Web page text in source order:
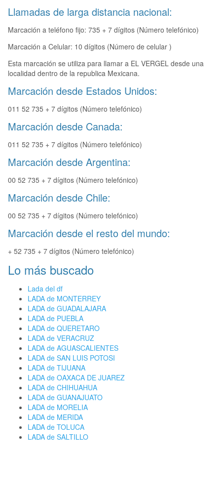
Llamadas de larga distancia nacional:
Marcación a teléfono fijo: 735 + 7 dígitos (Número telefónico)
Marcación a Celular: 10 dígitos (Número de celular )
Esta marcación se utiliza para llamar a EL VERGEL desde una
localidad dentro de la republica Mexicana.
Marcación desde Estados Unidos:
011 52 735 + 7 dígitos (Número telefónico)
Marcación desde Canada:
011 52 735 + 7 dígitos (Número telefónico)
Marcación desde Argentina:
00 52 735 + 7 dígitos (Número telefónico)
Marcación desde Chile:
00 52 735 + 7 dígitos (Número telefónico)
Marcación desde el resto del mundo:
+ 52 735 + 7 dígitos (Número telefónico)
Lo más buscado
Lada del df
LADA de MONTERREY
LADA de GUADALAJARA
LADA de PUEBLA
LADA de QUERETARO
LADA de VERACRUZ
LADA de AGUASCALIENTES
LADA de SAN LUIS POTOSI
LADA de TIJUANA
LADA de OAXACA DE JUAREZ
LADA de CHIHUAHUA
LADA de GUANAJUATO
LADA de MORELIA
LADA de MERIDA
LADA de TOLUCA
LADA de SALTILLO